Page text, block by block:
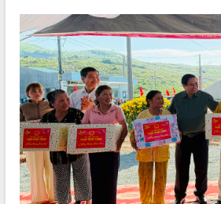
hiện Đề án 06 của Chính phủ
Họp báo thông tin về Hội nghị Công bố
Quy hoạch và Xúc tiến đầu tư tỉnh Đắk
Lắk
Khơi thông điểm nghẽn, đẩy nhanh
giải ngân vốn khắc phục thiên tai
HĐND tỉnh thông qua điều chỉnh Quy
hoạch tỉnh thời kỳ 2021-2030
Hội thảo góp ý hồ sơ điều chỉnh quy
hoạch tỉnh Đắk Lắk thời kỳ 2021-2030,
tầm nhìn đến năm 2050